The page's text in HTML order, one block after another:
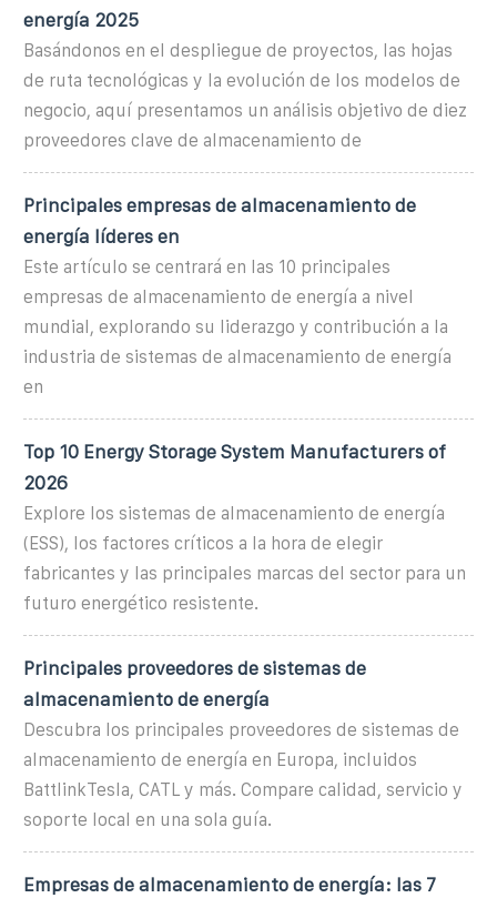
energía 2025
Basándonos en el despliegue de proyectos, las hojas
de ruta tecnológicas y la evolución de los modelos de
negocio, aquí presentamos un análisis objetivo de diez
proveedores clave de almacenamiento de
Principales empresas de almacenamiento de
energía líderes en
Este artículo se centrará en las 10 principales
empresas de almacenamiento de energía a nivel
mundial, explorando su liderazgo y contribución a la
industria de sistemas de almacenamiento de energía
en
Top 10 Energy Storage System Manufacturers of
2026
Explore los sistemas de almacenamiento de energía
(ESS), los factores críticos a la hora de elegir
fabricantes y las principales marcas del sector para un
futuro energético resistente.
Principales proveedores de sistemas de
almacenamiento de energía
Descubra los principales proveedores de sistemas de
almacenamiento de energía en Europa, incluidos
BattlinkTesla, CATL y más. Compare calidad, servicio y
soporte local en una sola guía.
Empresas de almacenamiento de energía: las 7